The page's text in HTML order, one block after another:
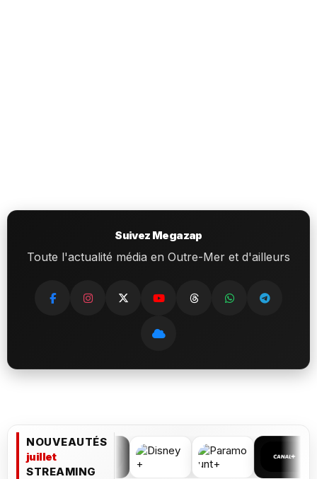
Suivez Megazap
Toute l'actualité média en Outre-Mer et d'ailleurs
NOUVEAUTÉS
juillet
STREAMING